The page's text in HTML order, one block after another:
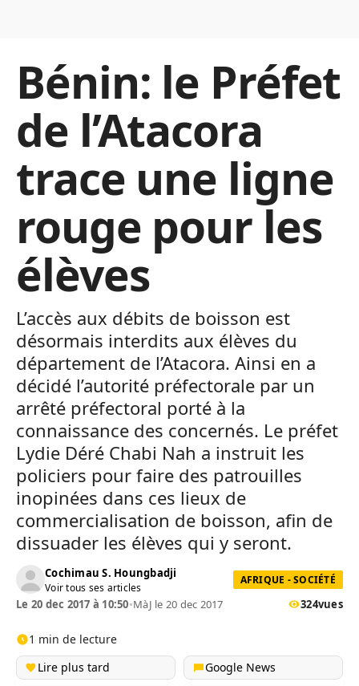
Bénin: le Préfet
de l’Atacora
trace une ligne
rouge pour les
élèves
L’accès aux débits de boisson est
désormais interdits aux élèves du
département de l’Atacora. Ainsi en a
décidé l’autorité préfectorale par un
arrêté préfectoral porté à la
connaissance des concernés. Le préfet
Lydie Déré Chabi Nah a instruit les
policiers pour faire des patrouilles
inopinées dans ces lieux de
commercialisation de boisson, afin de
dissuader les élèves qui y seront.
Cochimau S. Houngbadji
Voir tous ses articles
AFRIQUE - SOCIÉTÉ
Le 20 dec 2017 à 10:50•MàJ le 20 dec 2017 324vues
1 min de lecture
Lire plus tard
Google News